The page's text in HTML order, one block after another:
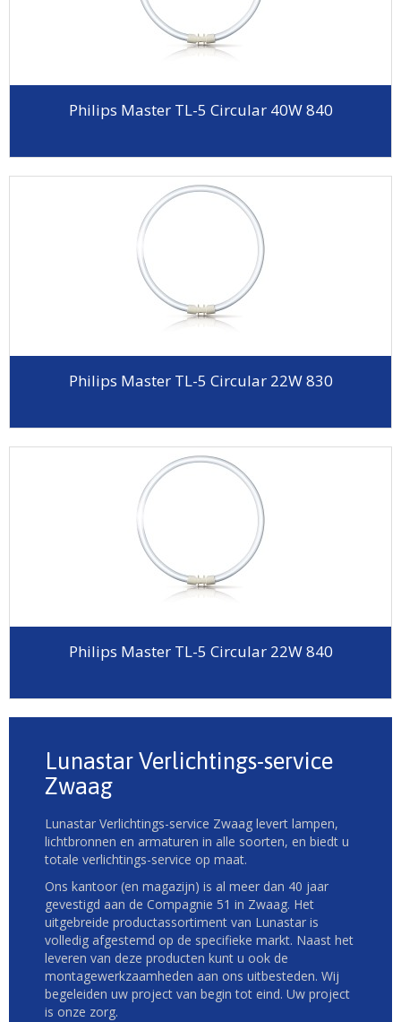
Philips Master TL-5 Circular 40W 840
Philips Master TL-5 Circular 22W 830
Philips Master TL-5 Circular 22W 840
Lunastar Verlichtings-service
Zwaag
Lunastar Verlichtings-service Zwaag levert lampen,
lichtbronnen en armaturen in alle soorten, en biedt u
totale verlichtings-service op maat.
Ons kantoor (en magazijn) is al meer dan 40 jaar
gevestigd aan de Compagnie 51 in Zwaag. Het
uitgebreide productassortiment van Lunastar is
volledig afgestemd op de specifieke markt. Naast het
leveren van deze producten kunt u ook de
montagewerkzaamheden aan ons uitbesteden. Wij
begeleiden uw project van begin tot eind. Uw project
is onze zorg.